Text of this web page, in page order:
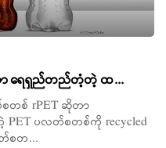
ာ ရေရှည်တည်တံ့တဲ့ ထ...
တစ် rPET ဆိုတာ
တဲ့ PET ပလတ်စတစ်ကို recycled
စတ...